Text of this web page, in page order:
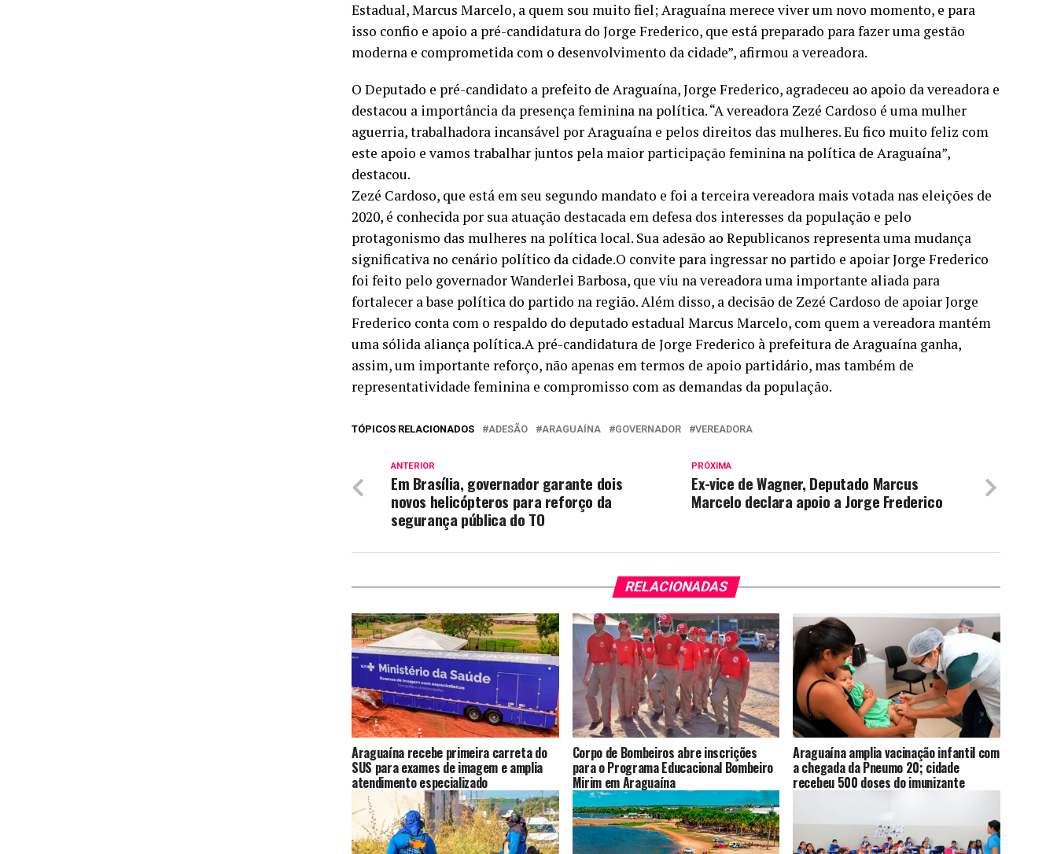
Estadual, Marcus Marcelo, a quem sou muito fiel; Araguaína merece viver um novo momento, e para
isso confio e apoio a pré-candidatura do Jorge Frederico, que está preparado para fazer uma gestão
moderna e comprometida com o desenvolvimento da cidade”, afirmou a vereadora.
O Deputado e pré-candidato a prefeito de Araguaína, Jorge Frederico, agradeceu ao apoio da vereadora e
destacou a importância da presença feminina na política. “A vereadora Zezé Cardoso é uma mulher
aguerria, trabalhadora incansável por Araguaína e pelos direitos das mulheres. Eu fico muito feliz com
este apoio e vamos trabalhar juntos pela maior participação feminina na política de Araguaína”,
destacou.
Zezé Cardoso, que está em seu segundo mandato e foi a terceira vereadora mais votada nas eleições de
2020, é conhecida por sua atuação destacada em defesa dos interesses da população e pelo
protagonismo das mulheres na política local. Sua adesão ao Republicanos representa uma mudança
significativa no cenário político da cidade.O convite para ingressar no partido e apoiar Jorge Frederico
foi feito pelo governador Wanderlei Barbosa, que viu na vereadora uma importante aliada para
fortalecer a base política do partido na região. Além disso, a decisão de Zezé Cardoso de apoiar Jorge
Frederico conta com o respaldo do deputado estadual Marcus Marcelo, com quem a vereadora mantém
uma sólida aliança política.A pré-candidatura de Jorge Frederico à prefeitura de Araguaína ganha,
assim, um importante reforço, não apenas em termos de apoio partidário, mas também de
representatividade feminina e compromisso com as demandas da população.
TÓPICOS RELACIONADOS ADESÃO ARAGUAÍNA GOVERNADOR VEREADORA
PRÓXIMA
Ex-vice de Wagner, Deputado Marcus
Marcelo declara apoio a Jorge Frederico
ANTERIOR
Em Brasília, governador garante dois
novos helicópteros para reforço da
segurança pública do TO
RELACIONADAS
Araguaína recebe primeira carreta do
SUS para exames de imagem e amplia
atendimento especializado
Corpo de Bombeiros abre inscrições
para o Programa Educacional Bombeiro
Mirim em Araguaína
Araguaína amplia vacinação infantil com
a chegada da Pneumo 20; cidade
recebeu 500 doses do imunizante